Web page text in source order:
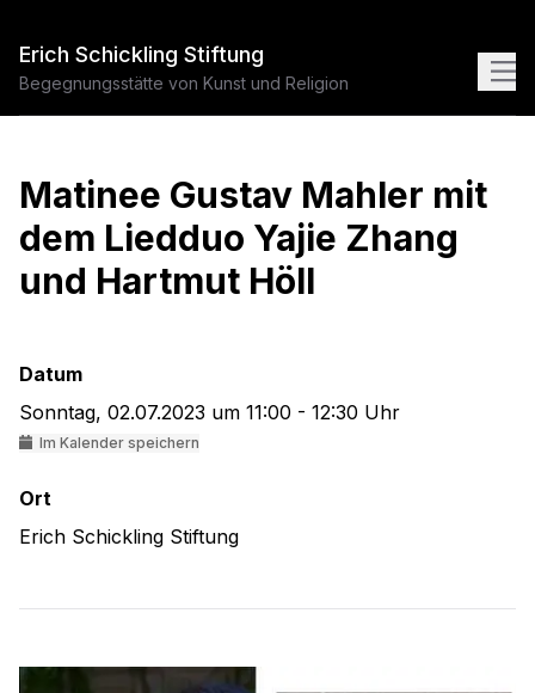
Erich Schickling Stiftung
Begegnungsstätte von Kunst und Religion
Matinee Gustav Mahler mit
dem Liedduo Yajie Zhang
und Hartmut Höll
Datum
Sonntag, 02.07.2023 um 11:00 - 12:30 Uhr
Im Kalender speichern
Ort
Erich Schickling Stiftung